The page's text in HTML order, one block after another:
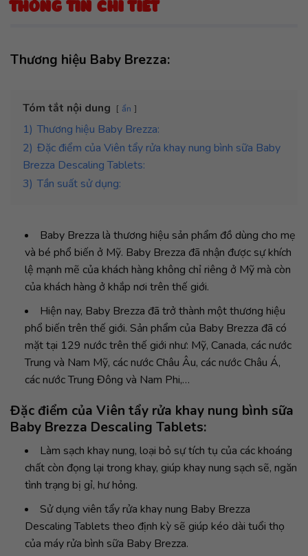
THÔNG TIN CHI TIẾT
Thương hiệu Baby Brezza:
Tóm tắt nội dung ẩn
1) Thương hiệu Baby Brezza:
2) Đặc điểm của Viên tẩy rửa khay nung bình sữa Baby
Brezza Descaling Tablets:
3) Tần suất sử dụng:
Baby Brezza là thương hiệu sản phẩm đồ dùng cho mẹ
và bé phổ biến ở Mỹ. Baby Brezza đã nhận được sự khích
lệ mạnh mẽ của khách hàng không chỉ riêng ở Mỹ mà còn
của khách hàng ở khắp nơi trên thế giới.
Hiện nay, Baby Brezza đã trở thành một thương hiệu
phổ biến trên thế giới. Sản phẩm của Baby Brezza đã có
mặt tại 129 nước trên thế giới như: Mỹ, Canada, các nước
Trung và Nam Mỹ, các nước Châu Âu, các nước Châu Á,
các nước Trung Đông và Nam Phi,…
Đặc điểm của Viên tẩy rửa khay nung bình sữa
Baby Brezza Descaling Tablets:
Làm sạch khay nung, loại bỏ sự tích tụ của các khoáng
chất còn đọng lại trong khay, giúp khay nung sạch sẽ, ngăn
tình trạng bị gỉ, hư hỏng.
Sử dụng viên tẩy rửa khay nung Baby Brezza
Descaling Tablets theo định kỳ sẽ giúp kéo dài tuổi thọ
của máy rửa bình sữa Baby Brezza.